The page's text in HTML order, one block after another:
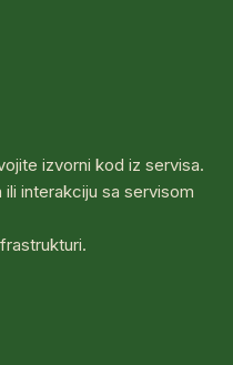
izvorni kod iz servisa.
interakciju sa servisom